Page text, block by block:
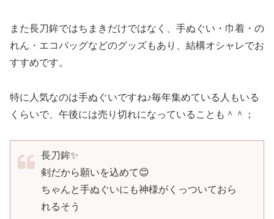
また長刀鉾ではちまきだけではなく、手ぬぐい・巾着・の
れん・エコバッグなどのグッズもあり、結構オシャレでお
すすめです。
特に人気なのは手ぬぐいですね♪毎年集めている人もいる
くらいで、午後には売り切れになっていることも＾＾；
長刀鉾✨
剣だから願いを込めて😊
ちゃんと手ぬぐいにも神様がくっついておら
れるそう